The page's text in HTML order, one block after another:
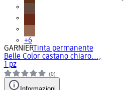
+6
GARNIERTinta permanente
Belle Color castano chiaro...,
1 pz
(0)